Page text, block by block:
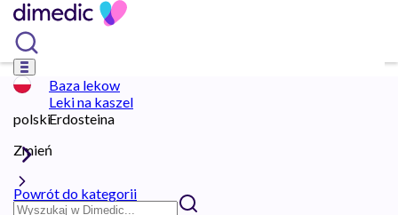
polski
Zmień
Baza lekow
Leki na kaszel
Erdosteina
Powrót do kategorii